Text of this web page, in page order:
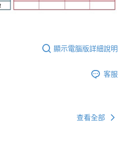
顯示電腦版詳細說明
客服
查看全部